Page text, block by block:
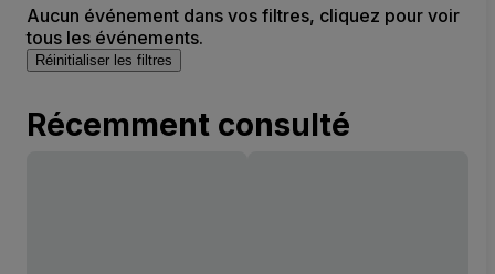
Aucun événement dans vos filtres, cliquez pour voir
tous les événements.
Réinitialiser les filtres
Récemment consulté